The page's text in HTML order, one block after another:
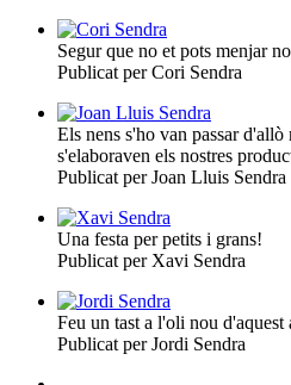
Segur que no et pots menjar
Publicat per Cori Sendra
Els nens s'ho van passar d'allò
s'elaboraven els nostres
Publicat per Joan Lluis Sendra
Una festa per petits i grans!
Publicat per Xavi Sendra
Feu un tast a l'oli nou d'aquest
Publicat per Jordi Sendra